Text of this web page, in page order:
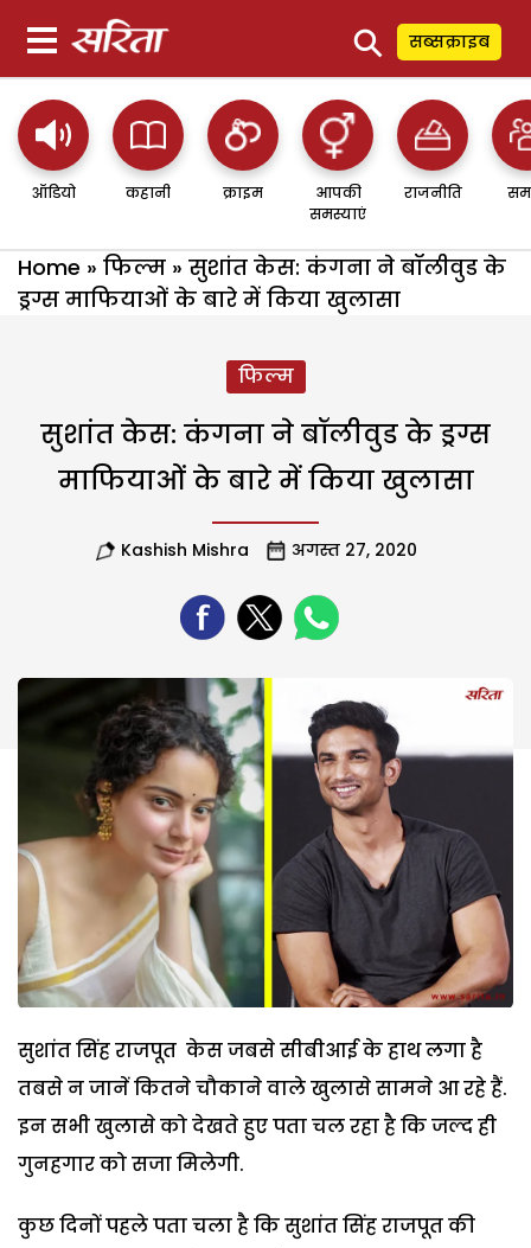
⚲ सब्सक्राइब
ऑडियो कहानी क्राइम
आपकी
समस्याएं
राजनीति
Home » फिल्म » सुशांत केस: कंगना ने बॉलीवुड के
ड्रग्स माफियाओं के बारे में किया खुलासा
फिल्म
सुशांत केस: कंगना ने बॉलीवुड के ड्रग्स
माफियाओं के बारे में किया खुलासा
Kashish Mishra अगस्त 27, 2020
सुशांत सिंह राजपूत केस जबसे सीबीआई के हाथ लगा है
तबसे न जानें कितने चौकाने वाले खुलासे सामने आ रहे हैं.
इन सभी खुलासे को देखते हुए पता चल रहा है कि जल्द ही
गुनहगार को सजा मिलेगी.
कुछ दिनों पहले पता चला है कि सुशांत सिंह राजपूत की